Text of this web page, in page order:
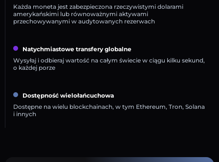
Każda moneta jest zabezpieczona rzeczywistymi dolarami
amerykańskimi lub równoważnymi aktywami
przechowywanymi w audytowanych rezerwach
Natychmiastowe transfery globalne
Wysyłaj i odbieraj wartość na całym świecie w ciągu kilku sekund,
o każdej porze
Dostępność wielołańcuchowa
Dostępne na wielu blockchainach, w tym Ethereum, Tron, Solana
i innych